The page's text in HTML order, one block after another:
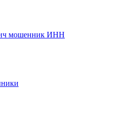
мошенник ИНН